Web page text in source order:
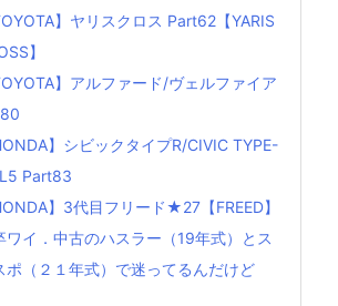
】ヤリスクロス Part62【YARIS
】
】アルファード/ヴェルファイア
】シビックタイプR/CIVIC TYPE-
Part83
】3代目フリード★27【FREED】
ワイ．中古のハスラー（19年式）とス
ポ（２１年式）で迷ってるんだけど